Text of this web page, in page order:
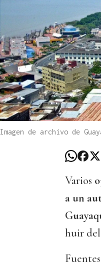
Imagen de archivo de
Varios
a un
huir del